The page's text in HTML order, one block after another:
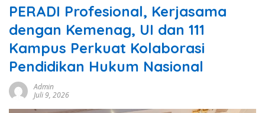
PERADI Profesional, Kerjasama
dengan Kemenag, UI dan 111
Kampus Perkuat Kolaborasi
Pendidikan Hukum Nasional
Admin
Juli 9, 2026